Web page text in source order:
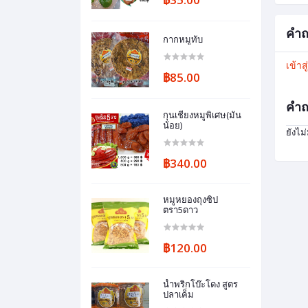
กากหมูทับ
฿85.00
กุนเชียงหมูพิเศษ(มัน
น้อย)
฿340.00
หมูหยองถุงซิป
ตรา5ดาว
฿120.00
น้ำพริกโบ๊ะโดง สูตร
ปลาเค็ม
คำ
เข้า
คำ
ยังไ